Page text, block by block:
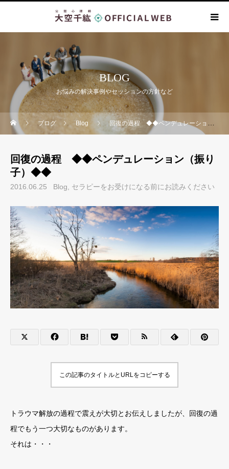
BLOG
お悩みの解決事例やセッションの方針など
ブログ Blog 回復の過程 ◆◆ペンデュレーション（振り子）◆◆
回復の過程 ◆◆ペンデュレーション（振り
子）◆◆
2016.06.25 Blog セラピーをお受けになる前にお読みください
この記事のタイトルとURLをコピーする
トラウマ解放の過程で震えが大切とお伝えしましたが、回復の過
程でもう一つ大切なものがあります。
それは・・・